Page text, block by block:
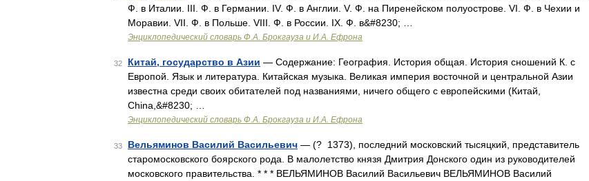
Ф. в Италии. III. Ф. в Германии. IV. Ф. в Англии. V. Ф. на Пиренейском полуострове. VI. Ф. в Чехии и
Моравии. VII. Ф. в Польше. VIII. Ф. в России. IX. Ф. в&#8230; …
Энциклопедический словарь Ф.А. Брокгауза и И.А. Ефрона
32 Китай, государство в Азии — Содержание: География. История общая. История сношений К. с
Европой. Язык и литература. Китайская музыка. Великая империя восточной и центральной Азии
известна среди своих обитателей под названиями, ничего общего с европейскими (Китай,
China,&#8230; …
Энциклопедический словарь Ф.А. Брокгауза и И.А. Ефрона
33 Вельяминов Василий Васильевич — (? 1373), последний московский тысяцкий, представитель
старомосковского боярского рода. В малолетство князя Дмитрия Донского один из руководителей
московского правительства. * * * ВЕЛЬЯМИНОВ Василий Васильевич ВЕЛЬЯМИНОВ Василий